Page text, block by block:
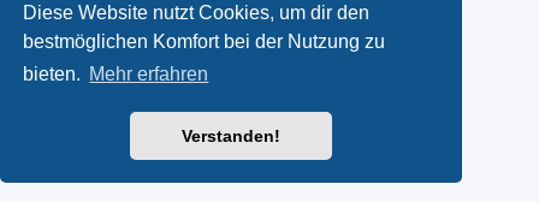
Diese Website nutzt Cookies, um dir den
bestmöglichen Komfort bei der Nutzung zu
bieten. Mehr erfahren
Verstanden!